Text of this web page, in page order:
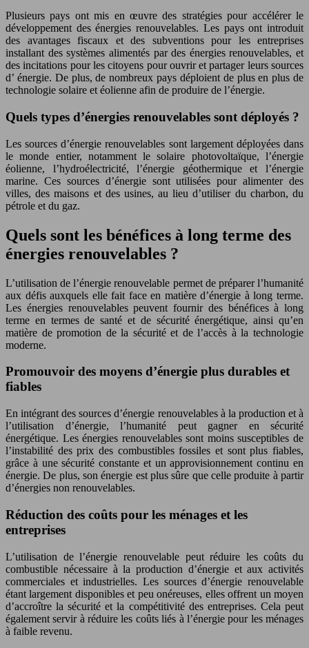
Plusieurs pays ont mis en œuvre des stratégies pour accélérer le
développement des énergies renouvelables. Les pays ont introduit
des avantages fiscaux et des subventions pour les entreprises
installant des systèmes alimentés par des énergies renouvelables, et
des incitations pour les citoyens pour ouvrir et partager leurs sources
d’ énergie. De plus, de nombreux pays déploient de plus en plus de
technologie solaire et éolienne afin de produire de l’énergie.
Quels types d’énergies renouvelables sont déployés ?
Les sources d’énergie renouvelables sont largement déployées dans
le monde entier, notamment le solaire photovoltaïque, l’énergie
éolienne, l’hydroélectricité, l’énergie géothermique et l’énergie
marine. Ces sources d’énergie sont utilisées pour alimenter des
villes, des maisons et des usines, au lieu d’utiliser du charbon, du
pétrole et du gaz.
Quels sont les bénéfices à long terme des
énergies renouvelables ?
L’utilisation de l’énergie renouvelable permet de préparer l’humanité
aux défis auxquels elle fait face en matière d’énergie à long terme.
Les énergies renouvelables peuvent fournir des bénéfices à long
terme en termes de santé et de sécurité énergétique, ainsi qu’en
matière de promotion de la sécurité et de l’accès à la technologie
moderne.
Promouvoir des moyens d’énergie plus durables et
fiables
En intégrant des sources d’énergie renouvelables à la production et à
l’utilisation d’énergie, l’humanité peut gagner en sécurité
énergétique. Les énergies renouvelables sont moins susceptibles de
l’instabilité des prix des combustibles fossiles et sont plus fiables,
grâce à une sécurité constante et un approvisionnement continu en
énergie. De plus, son énergie est plus sûre que celle produite à partir
d’énergies non renouvelables.
Réduction des coûts pour les ménages et les
entreprises
L’utilisation de l’énergie renouvelable peut réduire les coûts du
combustible nécessaire à la production d’énergie et aux activités
commerciales et industrielles. Les sources d’énergie renouvelable
étant largement disponibles et peu onéreuses, elles offrent un moyen
d’accroître la sécurité et la compétitivité des entreprises. Cela peut
également servir à réduire les coûts liés à l’énergie pour les ménages
à faible revenu.